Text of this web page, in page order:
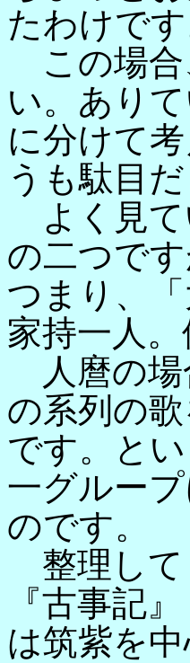
たわけです
この場合
い。あり
に分けて
うも駄目
よく見て
の二つで
つまり、
家持一人
人麿の場
の系列の
です。と
一グルー
のです。
整理して
『古事記
は筑紫を